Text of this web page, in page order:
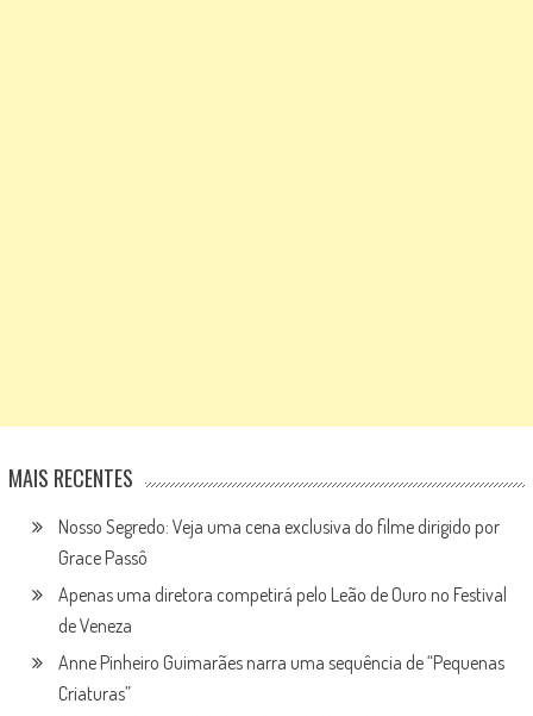
MAIS RECENTES
Nosso Segredo: Veja uma cena exclusiva do filme dirigido por
Grace Passô
Apenas uma diretora competirá pelo Leão de Ouro no Festival
de Veneza
Anne Pinheiro Guimarães narra uma sequência de “Pequenas
Criaturas”